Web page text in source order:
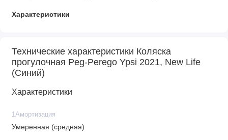
Характеристики
30 х 48 см
• Количество колес: 4
• Диаметр колёс передние / задние: 17,5 / 26 см
• Максимальный градус наклона спинки: 150
• Регулировка ручки
• Сетчатая грузовая корзина
Технические характеристики Коляска
прогулочная Peg-Perego Ypsi 2021, New Life
(Синий)
Характеристики
1Амортизация
Умеренная (средняя)